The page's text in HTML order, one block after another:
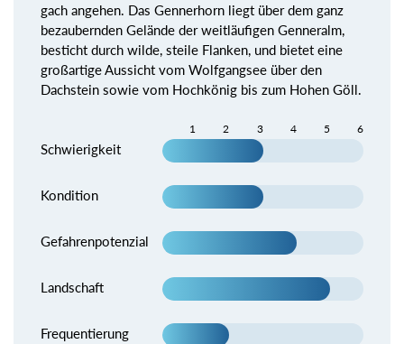
gach angehen. Das Gennerhorn liegt über dem ganz
bezaubernden Gelände der weitläufigen Genneralm,
besticht durch wilde, steile Flanken, und bietet eine
großartige Aussicht vom Wolfgangsee über den
Dachstein sowie vom Hochkönig bis zum Hohen Göll.
1 2 3 4 5 6
Schwierigkeit
Kondition
Gefahrenpotenzial
Landschaft
Frequentierung